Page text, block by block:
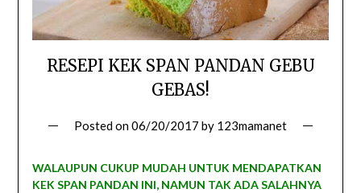
RESEPI KEK SPAN PANDAN GEBU
GEBAS!
Posted on06/20/2017 by 123mamanet
WALAUPUN CUKUP MUDAH UNTUK MENDAPATKAN
KEK SPAN PANDAN INI, NAMUN TAK ADA SALAHNYA